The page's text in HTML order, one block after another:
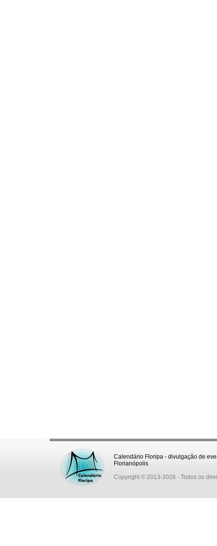
Calendário Floripa - divulgação de
Florianópolis
Copyright © 2013-2026 - Todos os